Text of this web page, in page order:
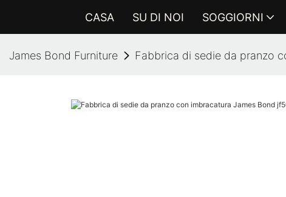
CASA SU DI NOI SOGGIORNI
James Bond Furniture Fabbrica di sedie da pranzo